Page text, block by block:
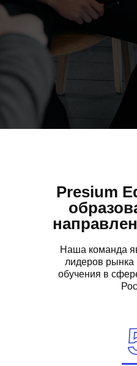
Presium
Наша команда
лидеров рынка
обучения в